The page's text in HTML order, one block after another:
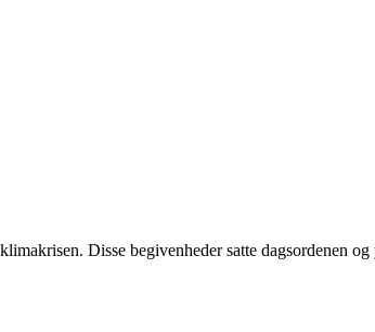
Disse begivenheder satte dagsordenen og